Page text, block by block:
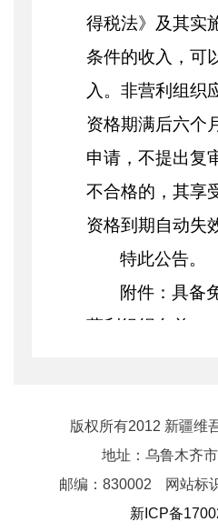
得税法》及其实
条件的收入，可
入。非营利组织
资格期满后六个
申请，不提出复
不合格的，其享
资格到期自动失
特此公告。
附件：具备
营利组织名单
厅 国家
局新疆维吾尔
版权所有2012 新疆维
地址：乌鲁木齐
邮编：830002
网站标
新ICP备